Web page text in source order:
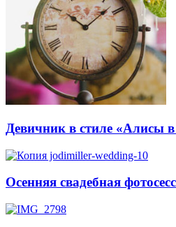
Девичник в стиле «Алисы
Осенняя свадебная